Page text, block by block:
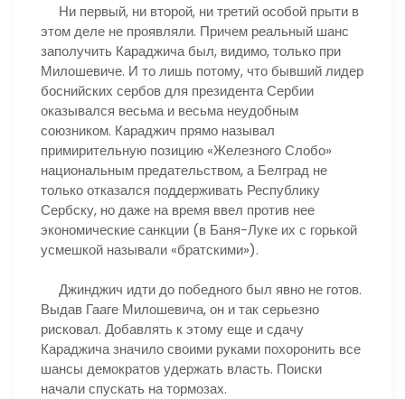
Ни первый, ни второй, ни третий особой прыти в
этом деле не проявляли. Причем реальный шанс
заполучить Караджича был, видимо, только при
Милошевиче. И то лишь потому, что бывший лидер
боснийских сербов для президента Сербии
оказывался весьма и весьма неудобным
союзником. Караджич прямо называл
примирительную позицию «Железного Слобо»
национальным предательством, а Белград не
только отказался поддерживать Республику
Сербску, но даже на время ввел против нее
экономические санкции (в Баня-Луке их с горькой
усмешкой называли «братскими»).
Джинджич идти до победного был явно не готов.
Выдав Гааге Милошевича, он и так серьезно
рисковал. Добавлять к этому еще и сдачу
Караджича значило своими руками похоронить все
шансы демократов удержать власть. Поиски
начали спускать на тормозах.